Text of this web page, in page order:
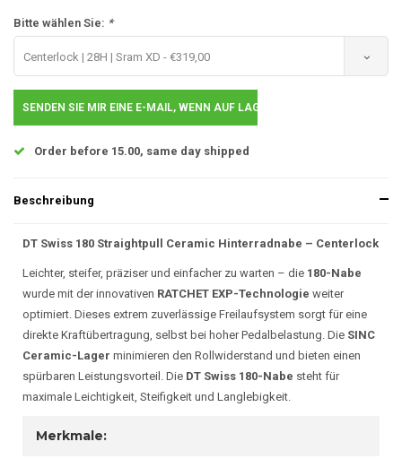
Bitte wählen Sie: *
Centerlock | 28H | Sram XD - €319,00
SENDEN SIE MIR EINE E-MAIL, WENN AUF LAGER..
Order before 15.00, same day shipped
Beschreibung
DT Swiss 180 Straightpull Ceramic Hinterradnabe – Centerlock
Leichter, steifer, präziser und einfacher zu warten – die 180-Nabe
wurde mit der innovativen RATCHET EXP-Technologie weiter
optimiert. Dieses extrem zuverlässige Freilaufsystem sorgt für eine
direkte Kraftübertragung, selbst bei hoher Pedalbelastung. Die SINC
Ceramic-Lager minimieren den Rollwiderstand und bieten einen
spürbaren Leistungsvorteil. Die DT Swiss 180-Nabe steht für
maximale Leichtigkeit, Steifigkeit und Langlebigkeit.
Merkmale: